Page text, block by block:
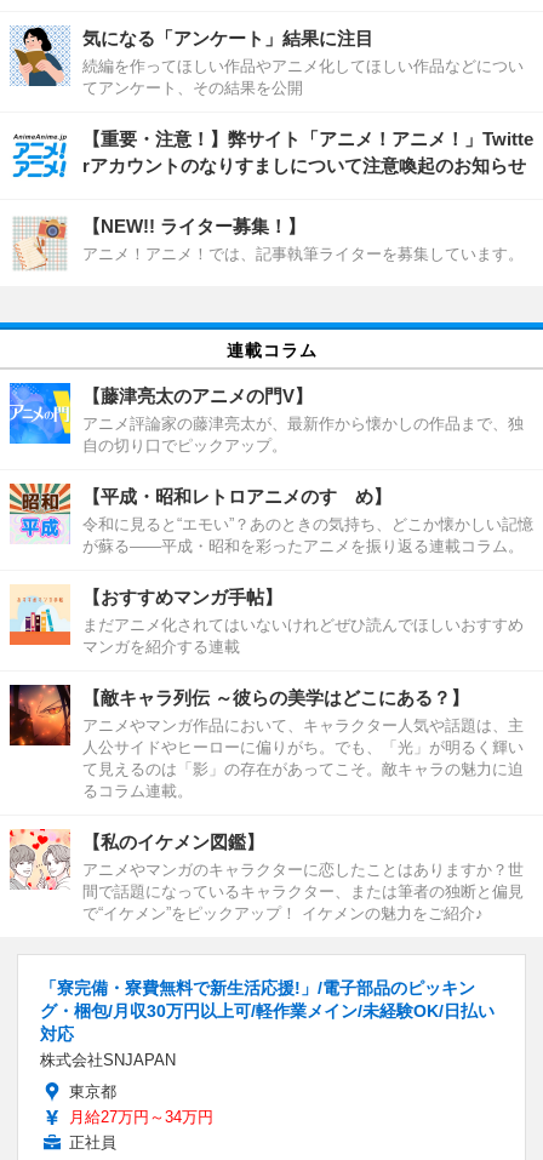
気になる「アンケート」結果に注目
続編を作ってほしい作品やアニメ化してほしい作品などについ
てアンケート、その結果を公開
【重要・注意！】弊サイト「アニメ！アニメ！」Twitte
rアカウントのなりすましについて注意喚起のお知らせ
【NEW!! ライター募集！】
アニメ！アニメ！では、記事執筆ライターを募集しています。
連載コラム
【藤津亮太のアニメの門V】
アニメ評論家の藤津亮太が、最新作から懐かしの作品まで、独
自の切り口でピックアップ。
【平成・昭和レトロアニメのすゝめ】
令和に見ると“エモい”？あのときの気持ち、どこか懐かしい記憶
が蘇る――平成・昭和を彩ったアニメを振り返る連載コラム。
【おすすめマンガ手帖】
まだアニメ化されてはいないけれどぜひ読んでほしいおすすめ
マンガを紹介する連載
【敵キャラ列伝 ～彼らの美学はどこにある？】
アニメやマンガ作品において、キャラクター人気や話題は、主
人公サイドやヒーローに偏りがち。でも、「光」が明るく輝い
て見えるのは「影」の存在があってこそ。敵キャラの魅力に迫
るコラム連載。
【私のイケメン図鑑】
アニメやマンガのキャラクターに恋したことはありますか？世
間で話題になっているキャラクター、または筆者の独断と偏見
で“イケメン”をピックアップ！ イケメンの魅力をご紹介♪
「寮完備・寮費無料で新生活応援!」/電子部品のピッキン
グ・梱包/月収30万円以上可/軽作業メイン/未経験OK/日払い
対応
株式会社SNJAPAN
東京都
月給27万円～34万円
正社員